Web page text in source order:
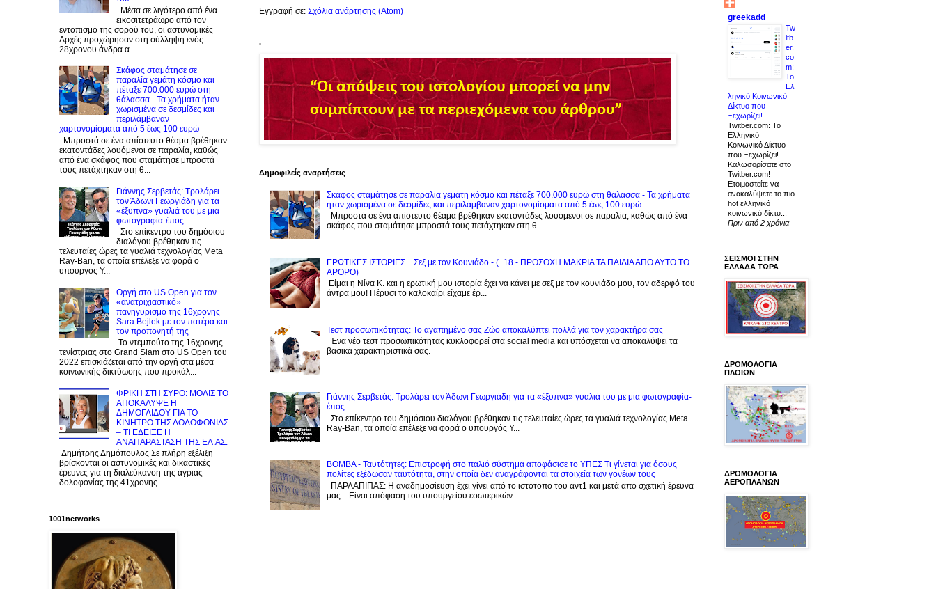
Εγγραφή σε: Σχόλια ανάρτησης (Atom)
.
Δημοφιλείς αναρτήσεις
Σκάφος σταμάτησε σε παραλία γεμάτη κόσμο και πέταξε 700.000 ευρώ στη θάλασσα - Τα χρήματα
ήταν χωρισμένα σε δεσμίδες και περιλάμβαναν χαρτονομίσματα από 5 έως 100 ευρώ
Μπροστά σε ένα απίστευτο θέαμα βρέθηκαν εκατοντάδες λουόμενοι σε παραλία, καθώς από ένα
σκάφος που σταμάτησε μπροστά τους πετάχτηκαν στη θ...
ΕΡΩΤΙΚΕΣ ΙΣΤΟΡΙΕΣ... Σεξ με τον Kουνιάδο - (+18 - ΠΡΟΣΟΧΗ ΜΑΚΡΙΑ ΤΑ ΠΑΙΔΙΑ ΑΠΟ ΑΥΤΟ ΤΟ
ΑΡΘΡΟ)
Είμαι η Νίνα Κ. και η ερωτική μου ιστορία έχει να κάνει με σεξ με τον κουνιάδο μου, τον αδερφό του
άντρα μου! Πέρυσι το καλοκαίρι είχαμε έρ...
Τεστ προσωπικότητας: Το αγαπημένο σας Zώο αποκαλύπτει πολλά για τον χαρακτήρα σας
Ένα νέο τεστ προσωπικότητας κυκλοφορεί στα social media και υπόσχεται να αποκαλύψει τα
βασικά χαρακτηριστικά σας.
Γιάννης Σερβετάς: Τρολάρει τον Άδωνι Γεωργιάδη για τα «έξυπνα» γυαλιά του με μια φωτογραφία-
έπος
Στο επίκεντρο του δημόσιου διαλόγου βρέθηκαν τις τελευταίες ώρες τα γυαλιά τεχνολογίας Meta
Ray-Ban, τα οποία επέλεξε να φορά ο υπουργός Υ...
BOMBA - Ταυτότητες: Eπιστροφή στο παλιό σύστημα αποφάσισε το ΥΠΕΣ Τι γίνεται για όσους
πολίτες εξέδωσαν ταυτότητα, στην οποία δεν αναγράφονται τα στοιχεία των γονέων τους
ΠΑΡΛΑΠΙΠΑΣ: Η αναδημοσίευση έχει γίνει από το ιστότοπο του αντ1 και μετά από σχετική έρευνα
μας... Είναι απόφαση του υπουργείου εσωτερικών...
Μέσα σε λιγότερο από ένα
εικοσιτετράωρο από τον
εντοπισμό της σορού του, οι αστυνομικές
Αρχές προχώρησαν στη σύλληψη ενός
28χρονου άνδρα α...
Σκάφος σταμάτησε σε
παραλία γεμάτη κόσμο και
πέταξε 700.000 ευρώ στη
θάλασσα - Τα χρήματα ήταν
χωρισμένα σε δεσμίδες και
περιλάμβαναν
χαρτονομίσματα από 5 έως 100 ευρώ
Μπροστά σε ένα απίστευτο θέαμα βρέθηκαν
εκατοντάδες λουόμενοι σε παραλία, καθώς
από ένα σκάφος που σταμάτησε μπροστά
τους πετάχτηκαν στη θ...
Γιάννης Σερβετάς: Τρολάρει
τον Άδωνι Γεωργιάδη για τα
«έξυπνα» γυαλιά του με μια
φωτογραφία-έπος
Στο επίκεντρο του δημόσιου
διαλόγου βρέθηκαν τις
τελευταίες ώρες τα γυαλιά τεχνολογίας Meta
Ray-Ban, τα οποία επέλεξε να φορά ο
υπουργός Υ...
Οργή στο US Open για τον
«ανατριχιαστικό»
πανηγυρισμό της 16χρονης
Sara Bejlek με τον πατέρα και
τον προπονητή της
Το ντεμπούτο της 16χρονης
τενίστριας στο Grand Slam στο US Open του
2022 επισκιάζεται από την οργή στα μέσα
κοινωνικής δικτύωσης που προκάλ...
ΦΡΙΚΗ ΣΤΗ ΣΥΡΟ: ΜΟΛΙΣ TO
ΑΠΟΚΑΛΥΨΕ Η
ΔΗΜΟΓΛΙΔΟΥ ΓΙΑ ΤΟ
KINΗΤΡΟ ΤΗΣ ΔΟΛΟΦΟΝΙΑΣ
– ΤΙ ΕΔΕΙΞΕ Η
ΑΝΑΠΑΡΑΣΤΑΣΗ ΤΗΣ ΕΛ.ΑΣ.
Δημήτρης Δημόπουλος Σε πλήρη εξέλιξη
βρίσκονται οι αστυνομικές και δικαστικές
έρευνες για τη διαλεύκανση της άγριας
δολοφονίας της 41χρονης...
1001networks
greekadd
Tw
itb
er.
co
m:
Το
Ελ
ληνικό Κοινωνικό
Δίκτυο που
Ξεχωρίζει! -
Twitber.com: Το
Ελληνικό
Κοινωνικό Δίκτυο
που Ξεχωρίζει!
Καλωσορίσατε στο
Twitber.com!
Ετοιμαστείτε να
ανακαλύψετε το πιο
hot ελληνικό
κοινωνικό δίκτυ...
Πριν από 2 χρόνια
ΣΕΙΣΜΟΙ ΣΤΗΝ
ΕΛΛΑΔΑ ΤΩΡΑ
ΔΡΟΜΟΛΟΓΙΑ
ΠΛΟΙΩΝ
ΔΡΟΜΟΛΟΓΙΑ
ΑΕΡΟΠΛΑΝΩΝ